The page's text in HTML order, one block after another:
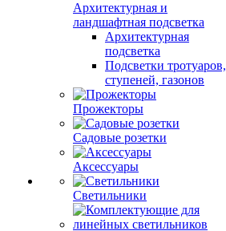
Архитектурная и
ландшафтная подсветка
Архитектурная
подсветка
Подсветки тротуаров,
ступеней, газонов
Прожекторы
Садовые розетки
Аксессуары
Светильники